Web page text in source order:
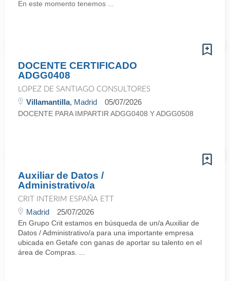
En este momento tenemos ...
DOCENTE CERTIFICADO
ADGG0408
LOPEZ DE SANTIAGO CONSULTORES
Villamantilla, Madrid 05/07/2026
DOCENTE PARA IMPARTIR ADGG0408 Y ADGG0508
Auxiliar de Datos /
Administrativo/a
CRIT INTERIM ESPAÑA ETT
Madrid 25/07/2026
En Grupo Crit estamos en búsqueda de un/a Auxiliar de
Datos / Administrativo/a para una importante empresa
ubicada en Getafe con ganas de aportar su talento en el
área de Compras. ...